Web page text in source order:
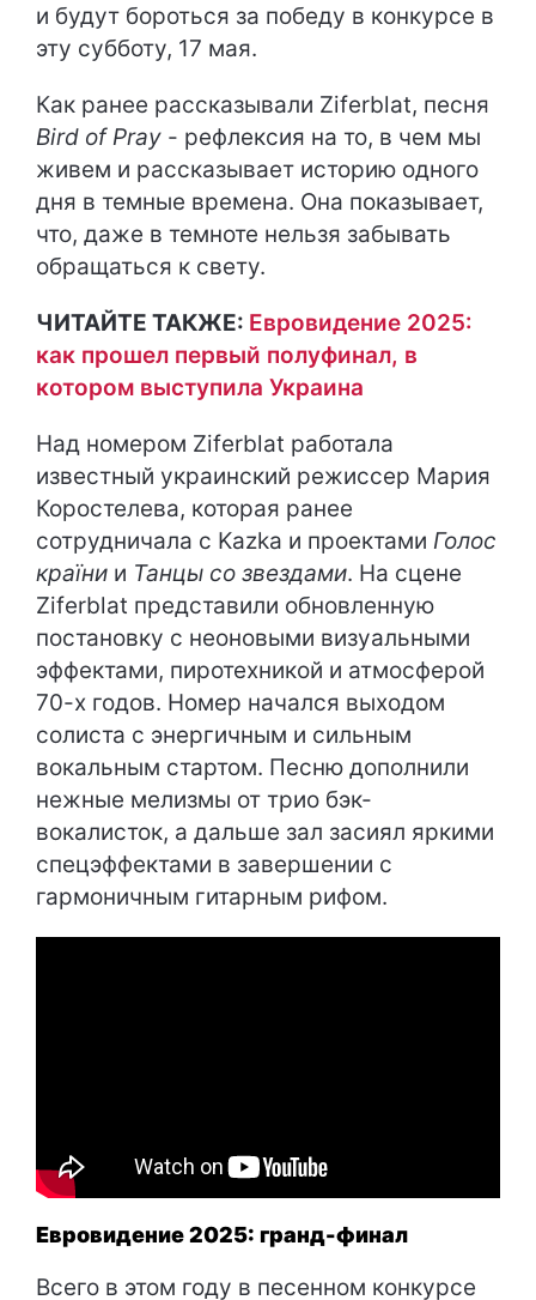
и будут бороться за победу в конкурсе в
эту субботу, 17 мая.
Как ранее рассказывали Ziferblat, песня
Bird of Pray - рефлексия на то, в чем мы
живем и рассказывает историю одного
дня в темные времена. Она показывает,
что, даже в темноте нельзя забывать
обращаться к свету.
ЧИТАЙТЕ ТАКЖЕ: Евровидение 2025:
как прошел первый полуфинал, в
котором выступила Украина
Над номером Ziferblat работала
известный украинский режиссер Мария
Коростелева, которая ранее
сотрудничала с Kazka и проектами Голос
країни и Танцы со звездами. На сцене
Ziferblat представили обновленную
постановку с неоновыми визуальными
эффектами, пиротехникой и атмосферой
70-х годов. Номер начался выходом
солиста с энергичным и сильным
вокальным стартом. Песню дополнили
нежные мелизмы от трио бэк-
вокалисток, а дальше зал засиял яркими
спецэффектами в завершении с
гармоничным гитарным рифом.
Евровидение 2025: гранд-финал
Всего в этом году в песенном конкурсе